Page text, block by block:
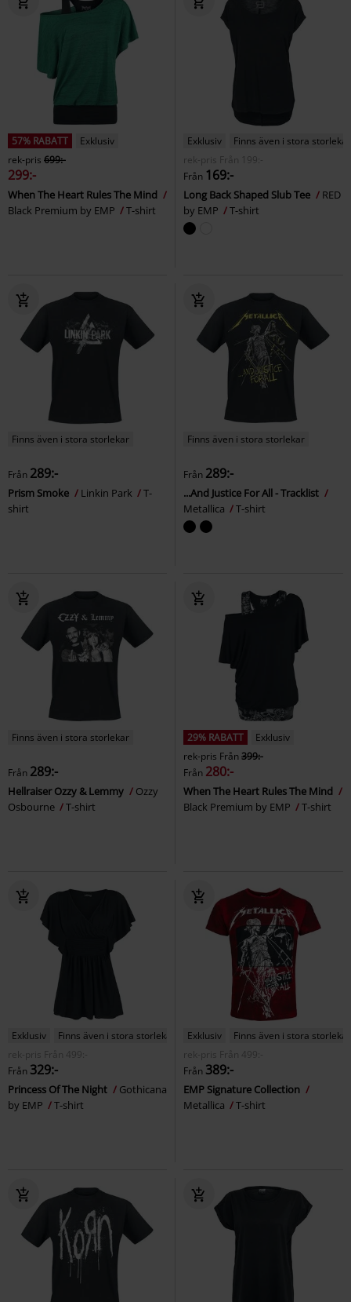
57% RABATT
Exklusiv
rek-pris 699:-
299:-
When The Heart Rules The Mind
Black Premium by EMP
T-shirt
Exklusiv
Finns även i stora storlekar
rek-pris
Från
199:-
Från 169:-
Long Back Shaped Slub Tee
RED
by EMP
T-shirt
Finns även i stora storlekar
Från 289:-
Prism Smoke Linkin Park
T-
shirt
Finns även i stora storlekar
Från 289:-
...And Justice For All - Tracklist
Metallica
T-shirt
Finns även i stora storlekar
Från 289:-
Hellraiser Ozzy & Lemmy
Ozzy
Osbourne
T-shirt
29% RABATT
Exklusiv
rek-pris Från399:-
Från 280:-
When The Heart Rules The Mind
Black Premium by EMP
T-shirt
Exklusiv
Finns även i stora storlekar
rek-pris
Från
499:-
Från 329:-
Princess Of The Night
Gothicana
by EMP
T-shirt
Exklusiv
Finns även i stora storlekar
rek-pris
Från
499:-
Från 389:-
EMP Signature Collection
Metallica
T-shirt